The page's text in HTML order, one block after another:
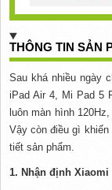
THÔNG TIN SẢN
Sau khá nhiềungày
iPad Air 4, Mi Pad 5
luônmàn hình 120Hz,
Vậy còn điều gì khiến
tiết sản phẩm.
1. Nhận địnhXiaomi